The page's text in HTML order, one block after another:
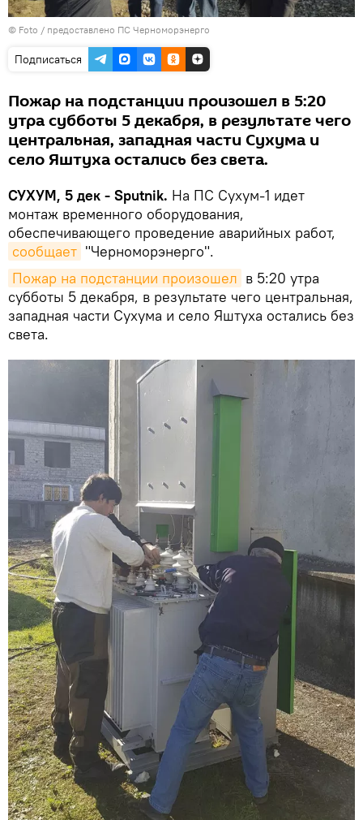
© Foto / предоставлено ПС Черноморэнерго
Подписаться
Пожар на подстанции произошел в 5:20
утра субботы 5 декабря, в результате чего
центральная, западная части Сухума и
село Яштуха остались без света.
СУХУМ, 5 дек - Sputnik. На ПС Сухум-1 идет
монтаж временного оборудования,
обеспечивающего проведение аварийных работ,
сообщает "Черноморэнерго".
Пожар на подстанции произошел в 5:20 утра
субботы 5 декабря, в результате чего центральная,
западная части Сухума и село Яштуха остались без
света.